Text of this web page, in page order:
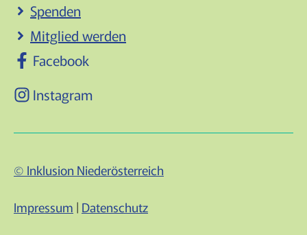
Spenden
Mitglied werden
Facebook
Instagram
© Inklusion Niederösterreich
Impressum | Datenschutz